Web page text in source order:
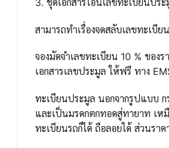
สามารถทำเรื่องจดสลับเลขทะเบีย
จองมัดจำเลขทะเบียน 10 % ของ
เอกสารเลขประมูล ให้ฟรี ทาง
ทะเบียนประมูล นอกจากรูปแบบ
และเป็นมรดกตกทอดสู่ทายาท เห
ทะเบียนรถก็ได้ ถือลอยได้ ส่วนรา